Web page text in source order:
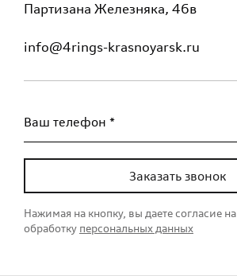
Партизана Железняка, 46в
info@4rings-krasnoyarsk.ru
Ваш телефон *
Заказать звонок
Нажимая на кнопку, вы даете согласие на
обработку персональных данных